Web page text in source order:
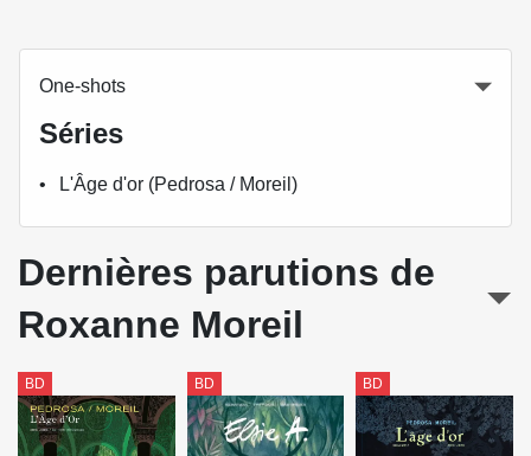
One-shots
Séries
L'Âge d'or (Pedrosa / Moreil)
Dernières parutions de
Roxanne Moreil
BD BD BD